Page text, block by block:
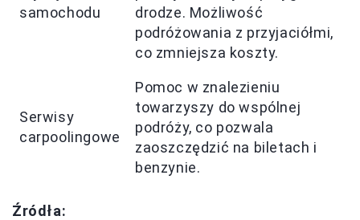
samochodu
drodze. Możliwość
podróżowania z przyjaciółmi,
co zmniejsza koszty.
Serwisy
carpoolingowe
Pomoc w znalezieniu
towarzyszy do wspólnej
podróży, co pozwala
zaoszczędzić na biletach i
benzynie.
Źródła: